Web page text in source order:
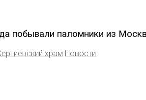
побывали паломники из
храм Новости